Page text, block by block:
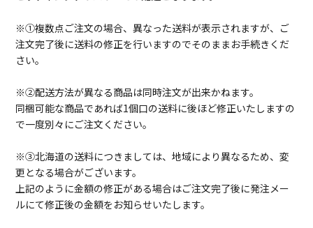
※①複数点ご注文の場合、異なった送料が表示されますが、ご
注文完了後に送料の修正を行いますのでそのままお手続きくだ
さい。
※②配送方法が異なる商品は同時注文が出来かねます。
同梱可能な商品であれば1個口の送料に後ほど修正いたしますの
で一度別々にご注文ください。
※③北海道の送料につきましては、地域により異なるため、変
更となる場合がございます。
上記のように金額の修正がある場合はご注文完了後に発注メー
ルにて修正後の金額をお知らせいたします。